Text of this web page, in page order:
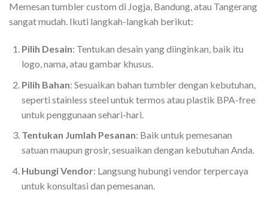
Memesan tumbler custom di Jogja, Bandung, atau Tangerang
sangat mudah. Ikuti langkah-langkah berikut:
Pilih Desain: Tentukan desain yang diinginkan, baik itu
logo, nama, atau gambar khusus.
Pilih Bahan: Sesuaikan bahan tumbler dengan kebutuhan,
seperti stainless steel untuk termos atau plastik BPA-free
untuk penggunaan sehari-hari.
Tentukan Jumlah Pesanan: Baik untuk pemesanan
satuan maupun grosir, sesuaikan dengan kebutuhan Anda.
Hubungi Vendor: Langsung hubungi vendor terpercaya
untuk konsultasi dan pemesanan.